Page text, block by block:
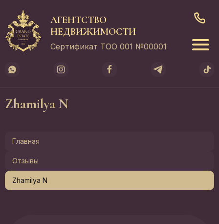
АГЕНТСТВО
НЕДВИЖИМОСТИ
Сертификат ТОО 001 №00001
Zhamilya N
Главная
Отзывы
Zhamilya N